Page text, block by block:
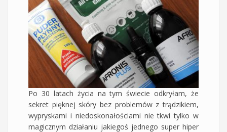
Po 30 latach życia na tym świecie odkryłam, że
sekret pięknej skóry bez problemów z trądzikiem,
wypryskami i niedoskonałościami nie tkwi tylko w
magicznym działaniu jakiegoś jednego super hiper